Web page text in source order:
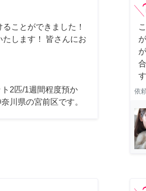
ことができました！
します！ 皆さんにお
ト2匹/1週間程度預か
川県の宮前区です。
依